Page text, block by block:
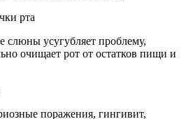
рта
слюны усугубляет проблему,
очищает рот от остатков пищи и
поражения, гингивит,